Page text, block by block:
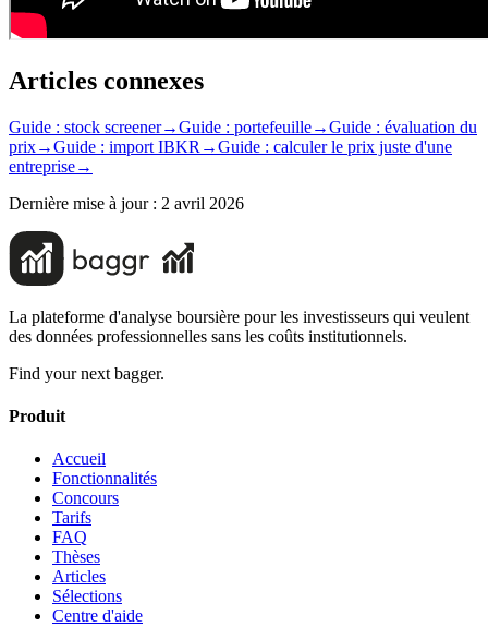
Articles connexes
Guide : stock screener→Guide : portefeuille→Guide : évaluation du
prix→Guide : import IBKR →Guide : calculer le prix juste d'une
entreprise→
Dernière mise à jour : 2 avril 2026
La plateforme d'analyse boursière pour les investisseurs qui veulent
des données professionnelles sans les coûts institutionnels.
Find your next bagger.
Produit
Accueil
Fonctionnalités
Concours
Tarifs
FAQ
Thèses
Articles
Sélections
Centre d'aide